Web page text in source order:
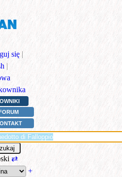
się |
|
FORUM
⇄
+